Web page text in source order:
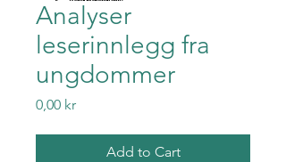
Analyser
leserinnlegg fra
ungdommer
0,00 krPrice
Add to Cart